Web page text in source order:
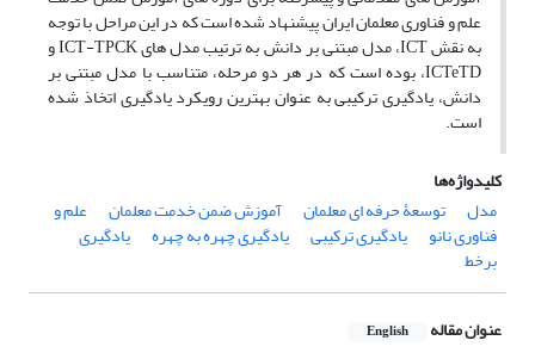
علم و فناوری معلمان ایران پیشنهاد شده است که در این مراحل با توجه
به نقش ICT، مدل مبتنی بر دانش به ترتیب مدل های ICT-TPCK و
ICTeTD، بوده است که در هر دو مرحله، متناسب با مدل مبتنی بر
دانش، یادگیری ترکیبی به عنوان بهترین رویکرد یادگیری اتخاذ شده
است.
کلیدواژه‌ها
مدل
توسعۀ حرفه ای معلمان آموزش ضمن خدمت معلمان علم و
فناوری نانو یادگیری ترکیبی یادگیری چهره به چهره یادگیری
برخط
عنوان مقاله English